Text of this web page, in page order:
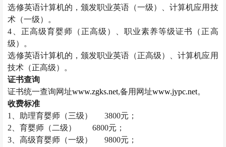
选修英语计算机的，颁发职业英语（一级）、计算机应用技
术（一级）。
4 、正高级育婴师（正高级）、职业素养等级证书（正高
级）。
选修英语计算机的，颁发职业英语（正高级）、计算机应用
技术（正高级）。
证书查询
证书统一查询网址www.zgks.net,备用网址www.jypc.net。
收费标准
1
、助理育婴师（三级） 3800元；
2 、育婴师（二级） 6800元；
3 、高级育婴师（一级） 9800元；